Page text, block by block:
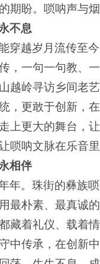
期盼。唢呐声与
不息
穿越岁月流传至
，一句一句教、
越岭寻访乡间老
，更敢于创新，
上更大的舞台，
唢呐文脉在乐音
相伴
年。珠街的彝族
最朴素、最真诚
藏着礼仪、载着
中传承，在创新